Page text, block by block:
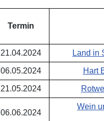
Termin
21.04.2024 Land in
06.05.2024 Hart
21.05.2024
06.06.2024
Wein